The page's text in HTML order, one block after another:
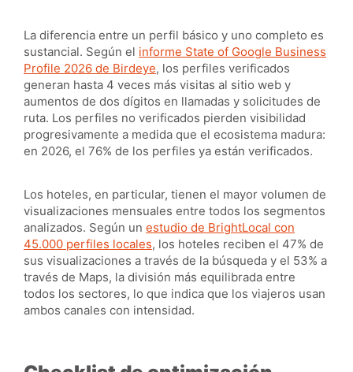
La diferencia entre un perfil básico y uno completo es
sustancial. Según el informe State of Google Business
Profile 2026 de Birdeye, los perfiles verificados
generan hasta 4 veces más visitas al sitio web y
aumentos de dos dígitos en llamadas y solicitudes de
ruta. Los perfiles no verificados pierden visibilidad
progresivamente a medida que el ecosistema madura:
en 2026, el 76% de los perfiles ya están verificados.
Los hoteles, en particular, tienen el mayor volumen de
visualizaciones mensuales entre todos los segmentos
analizados. Según un estudio de BrightLocal con
45.000 perfiles locales, los hoteles reciben el 47% de
sus visualizaciones a través de la búsqueda y el 53% a
través de Maps, la división más equilibrada entre
todos los sectores, lo que indica que los viajeros usan
ambos canales con intensidad.